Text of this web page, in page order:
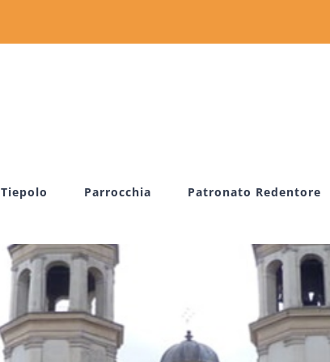
Parrocchia Patronato Redentore